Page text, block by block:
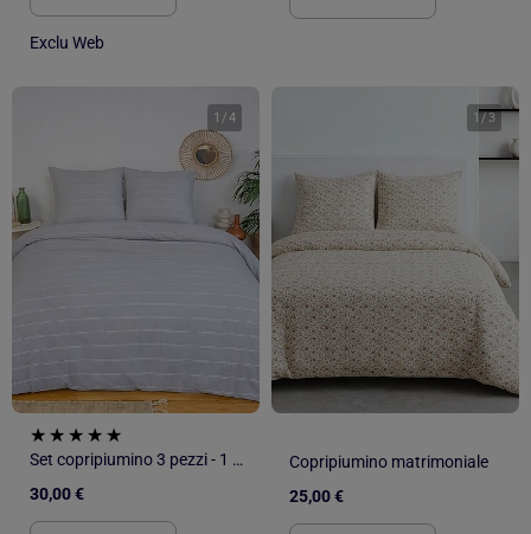
Exclu Web
1 /4
Set copripiumino 3 pezzi - 1 copripiumino + 2 federe
30,00 €
1 /3
Copripiumino matrimoniale
25,00 €